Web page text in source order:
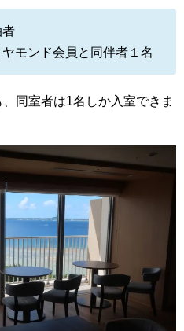
者
モンド会員と同伴者１名
同室者は1名しか入室できま